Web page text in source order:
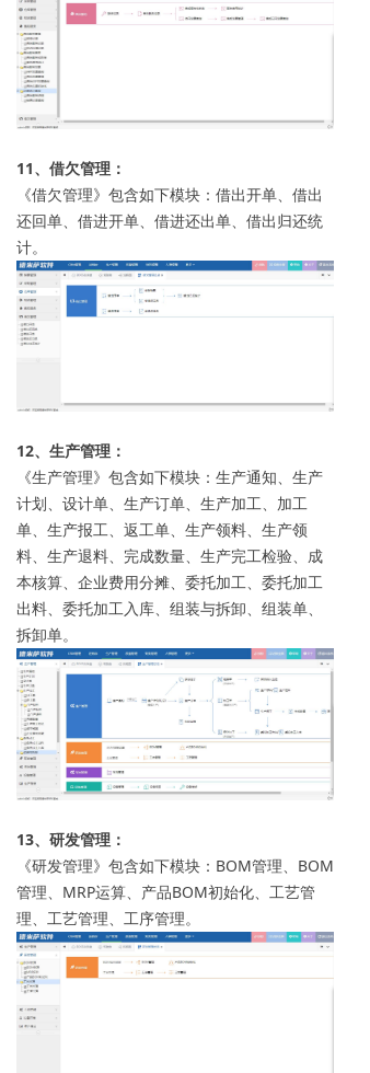
11、借欠管理：
《借欠管理》包含如下模块：借出开单、借出
还回单、借进开单、借进还出单、借出归还统
计。
12、生产管理：
《生产管理》包含如下模块：生产通知、生产
计划、设计单、生产订单、生产加工、加工
单、生产报工、返工单、生产领料、生产领
料、生产退料、完成数量、生产完工检验、成
本核算、企业费用分摊、委托加工、委托加工
出料、委托加工入库、组装与拆卸、组装单、
拆卸单。
13、研发管理：
《研发管理》包含如下模块：BOM管理、BOM
管理、MRP运算、产品BOM初始化、工艺管
理、工艺管理、工序管理。